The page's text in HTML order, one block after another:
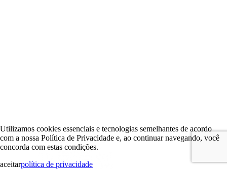
Utilizamos cookies essenciais e tecnologias semelhantes de acordo
com a nossa Política de Privacidade e, ao continuar navegando, você
concorda com estas condições.
aceitarpolítica de privacidade